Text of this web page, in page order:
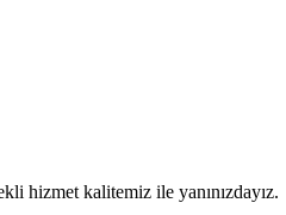
hizmet kalitemiz ile yanınızdayız.